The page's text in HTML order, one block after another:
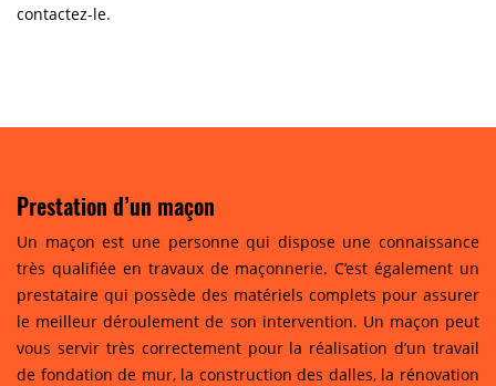
contactez-le.
Prestation d’un maçon
Un maçon est une personne qui dispose une connaissance
très qualifiée en travaux de maçonnerie. C’est également un
prestataire qui possède des matériels complets pour assurer
le meilleur déroulement de son intervention. Un maçon peut
vous servir très correctement pour la réalisation d’un travail
de fondation de mur, la construction des dalles, la rénovation